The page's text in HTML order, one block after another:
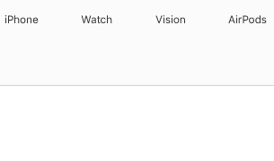
iPhone Watch Vision AirPods